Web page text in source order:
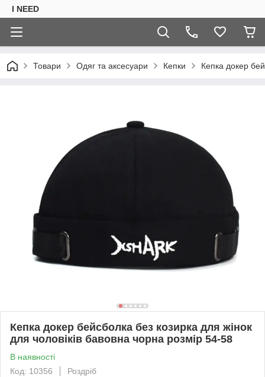
I NEED
Товари Одяг та аксесуари Кепки Кепка докер
Кепка докер бейсболка без козирка для жінок
для чоловіків бавовна чорна розмір 54-58
В наявності
Код: 10356
Роздріб